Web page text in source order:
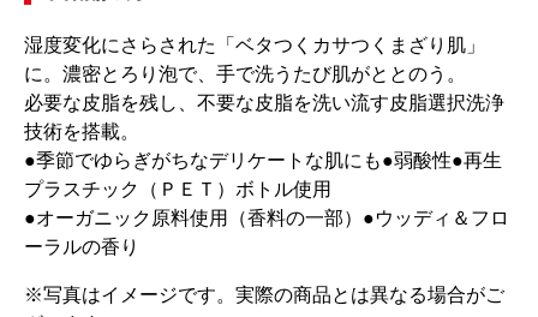
湿度変化にさらされた「ベタつくカサつくまざり肌」
に。濃密とろり泡で、手で洗うたび肌がととのう。
必要な皮脂を残し、不要な皮脂を洗い流す皮脂選択洗浄
技術を搭載。
●季節でゆらぎがちなデリケートな肌にも●弱酸性●再生
プラスチック（ＰＥＴ）ボトル使用
●オーガニック原料使用（香料の一部）●ウッディ＆フロ
ーラルの香り
※写真はイメージです。実際の商品とは異なる場合がご